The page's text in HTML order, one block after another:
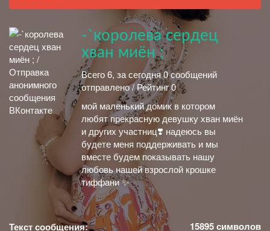
-`королева сердец
хван миён ;
Всего 6, за сегодня 0 сообщений
отправлено / Рейтинг 0
мой маленький домик в котором
любят прекрасную девушку хван миён
и других участниц❣️ надеюсь вы
будете меня поддерживать и мы
вместе будем показывать нашу
любовь нашей взрослой крошке
тиффани ✨
Текст сообщения: 15895символов